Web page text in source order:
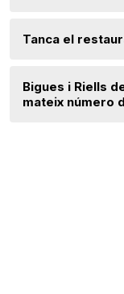
Tanca el
Bigues i Riells
mateix número